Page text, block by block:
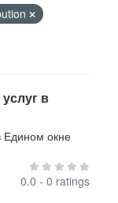
в
Едином окне
0.0 - 0 ratings